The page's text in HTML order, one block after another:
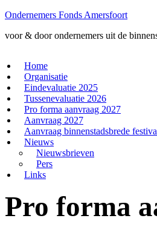
Ondernemers Fonds Amersfoort
voor & door ondernemers uit de
Home
Organisatie
Eindevaluatie 2025
Tussenevaluatie 2026
Pro forma aanvraag 2027
Aanvraag 2027
Aanvraag binnenstadsbrede
Nieuws
Nieuwsbrieven
Pers
Links
Pro forma